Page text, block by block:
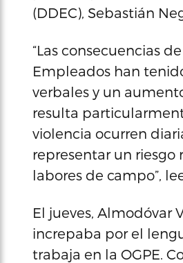
(DDEC), Sebastián
“Las consecuencias
Empleados han
verbales y un
resulta
violencia ocurren
representar un riesgo
labores de campo”,
El jueves, Almodóvar
increpaba por el
trabaja en la OGPE.